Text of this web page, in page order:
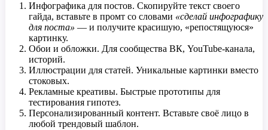
Инфографика для постов. Скопируйте текст своего
гайда, вставьте в промт со словами «сделай инфографику
для поста» — и получите красишую, «репостящуюся»
картинку.
Обои и обложки. Для сообщества ВК, YouTube-канала,
историй.
Иллюстрации для статей. Уникальные картинки вместо
стоковых.
Рекламные креативы. Быстрые прототипы для
тестирования гипотез.
Персонализированный контент. Вставьте своё лицо в
любой трендовый шаблон.